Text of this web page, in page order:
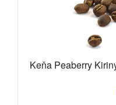
Keňa Peaberry